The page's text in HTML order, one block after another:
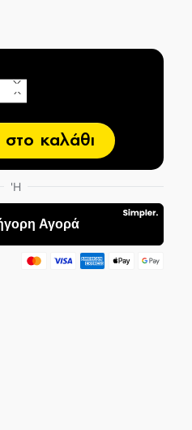
−
+
καλάθι